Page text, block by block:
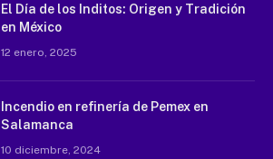
El Día de los Inditos: Origen y Tradición
en México
12 enero, 2025
Incendio en refinería de Pemex en
Salamanca
10 diciembre, 2024